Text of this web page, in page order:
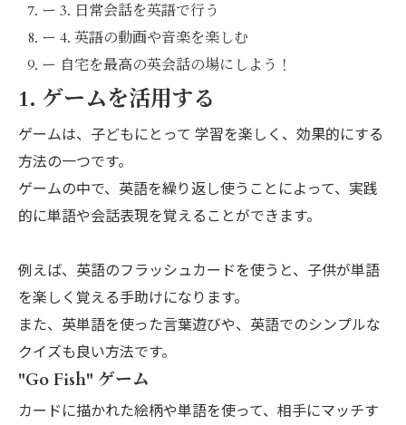
ー 3. 日常会話を英語で行う
ー 4. 英語の動画や音楽を楽しむ
ー 自宅を最高の英会話の場にしよう！
1. ゲームを活用する
ゲームは、子どもにとって 学習を楽しく、効果的にする
方法の一つです。
ゲームの中で、英語を繰り返し使うことによって、実践
的に単語や会話表現を覚えることができます。
例えば、英語のフラッシュカードを使うと、子供が単語
を楽しく覚える手助けになります。
また、英単語を使った言葉遊びや、英語でのシンプルな
クイズも良い方法です。
"Go Fish" ゲーム
カードに描かれた絵柄や単語を使って、相手にマッチす